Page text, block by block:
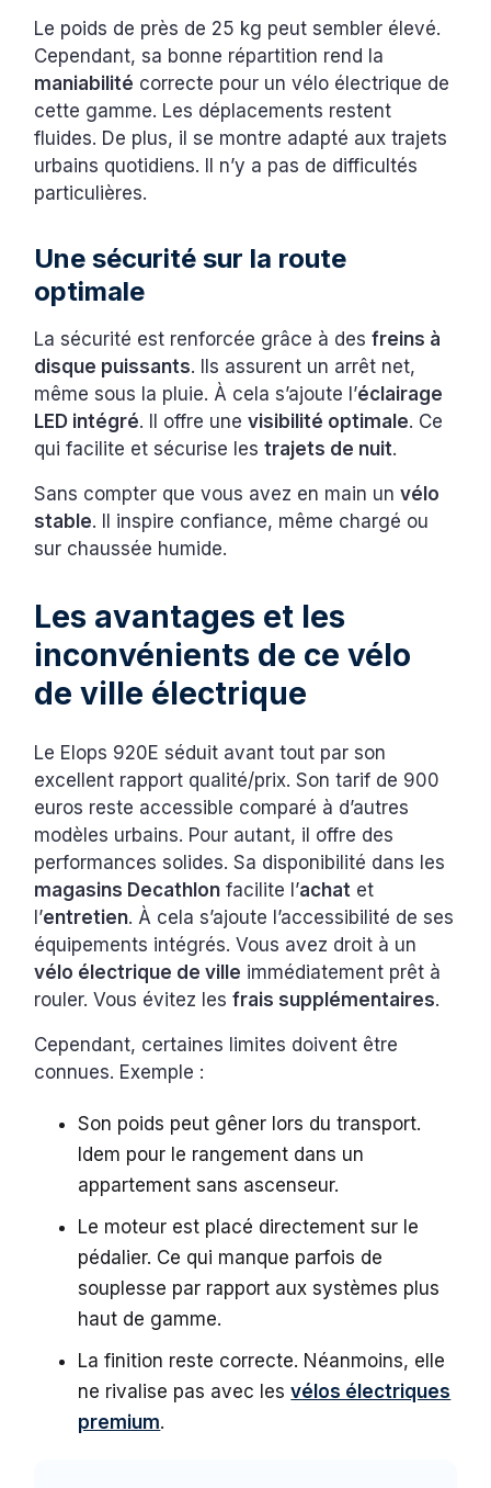
Le poids de près de 25 kg peut sembler élevé.
Cependant, sa bonne répartition rend la
maniabilité correcte pour un vélo électrique de
cette gamme. Les déplacements restent
fluides. De plus, il se montre adapté aux trajets
urbains quotidiens. Il n’y a pas de difficultés
particulières.
Une sécurité sur la route
optimale
La sécurité est renforcée grâce à desfreins à
disque puissants. Ils assurent un arrêt net,
même sous la pluie. À cela s’ajoute l’éclairage
LED intégré. Il offre unevisibilité optimale. Ce
qui facilite et sécurise lestrajets de nuit.
Sans compter que vous avez en main unvélo
stable. Il inspire confiance, même chargé ou
sur chaussée humide.
Les avantages et les
inconvénients de ce vélo
de ville électrique
Le Elops 920E séduit avant tout par son
excellent rapport qualité/prix. Son tarif de 900
euros reste accessible comparé à d’autres
modèles urbains. Pour autant, il offre des
performances solides. Sa disponibilité dans les
magasins Decathlon facilite l’achat et
l’entretien. À cela s’ajoute l’accessibilité de ses
équipements intégrés. Vous avez droit à un
vélo électrique de ville immédiatement prêt à
rouler. Vous évitez lesfrais supplémentaires.
Cependant, certaines limites doivent être
connues. Exemple :
Son poids peut gêner lors du transport.
Idem pour le rangement dans un
appartement sans ascenseur.
Le moteur est placé directement sur le
pédalier. Ce qui manque parfois de
souplesse par rapport aux systèmes plus
haut de gamme.
La finition reste correcte. Néanmoins, elle
ne rivalise pas avec lesvélos électriques
premium.